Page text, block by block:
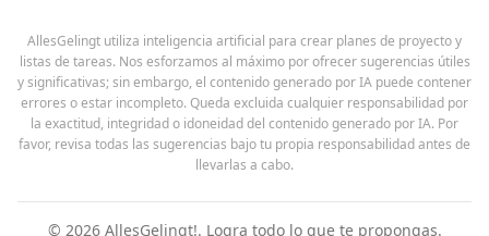
AllesGelingt utiliza inteligencia artificial para crear planes de proyecto y
listas de tareas. Nos esforzamos al máximo por ofrecer sugerencias útiles
y significativas; sin embargo, el contenido generado por IA puede contener
errores o estar incompleto. Queda excluida cualquier responsabilidad por
la exactitud, integridad o idoneidad del contenido generado por IA. Por
favor, revisa todas las sugerencias bajo tu propia responsabilidad antes de
llevarlas a cabo.
© 2026AllesGelingt!. Logra todo lo que te propongas.